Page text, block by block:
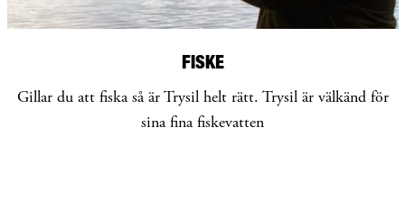
FISKE
Gillar du att fiska så är Trysil helt rätt. Trysil är välkänd för
sina fina fiskevatten